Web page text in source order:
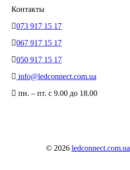
Контакты
073 917 15 17
067 917 15 17
050 917 15 17
info@ledconnect.com.ua
пн. – пт. с 9.00 до 18.00
© 2026 ledconnect.com.ua